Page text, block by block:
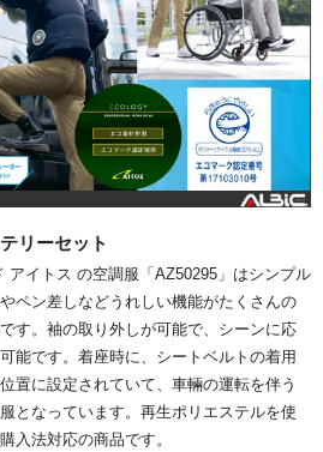
リーセット
アイトス の空調服「AZ50295」はシンプル
ペン差しなどうれしい機能がたくさんの
す。袖の取り外しが可能で、シーンに応
能です。着座時に、シートベルトの着用
置に設定されていて、車輛の運転を伴う
となっています。再生ポリエステルを使
入法対応の商品です。